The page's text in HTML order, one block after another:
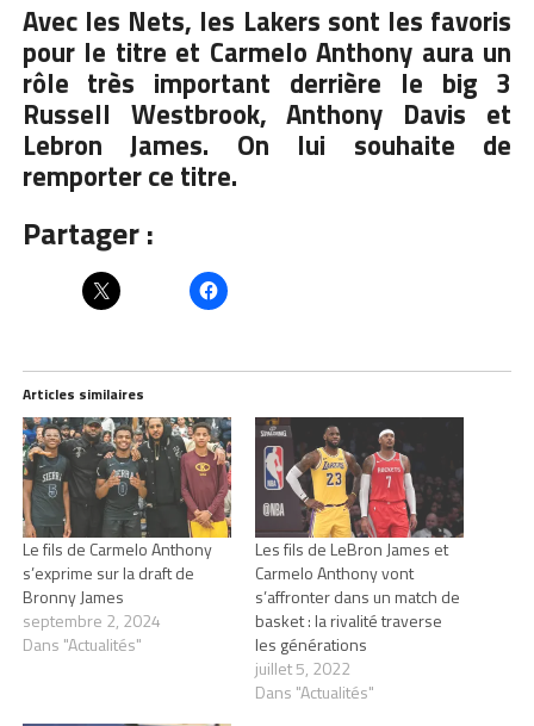
Avec les Nets, les Lakers sont les favoris
pour le titre et Carmelo Anthony aura un
rôle très important derrière le big 3
Russell Westbrook, Anthony Davis et
Lebron James. On lui souhaite de
remporter ce titre.
Partager :
Articles similaires
Le fils de Carmelo Anthony
s’exprime sur la draft de
Bronny James
septembre 2, 2024
Dans "Actualités"
Les fils de LeBron James et
Carmelo Anthony vont
s’affronter dans un match de
basket : la rivalité traverse
les générations
juillet 5, 2022
Dans "Actualités"